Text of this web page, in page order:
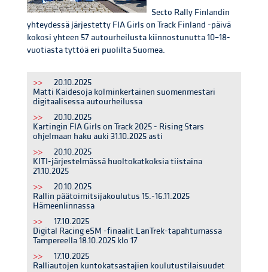
Secto Rally Finlandin
yhteydessä järjestetty FIA Girls on Track Finland -päivä
kokosi yhteen 57 autourheilusta kiinnostunutta 10–18-
vuotiasta tyttöä eri puolilta Suomea.
>>
20.10.2025
Matti Kaidesoja kolminkertainen suomenmestari
digitaalisessa autourheilussa
>>
20.10.2025
Kartingin FIA Girls on Track 2025 - Rising Stars
ohjelmaan haku auki 31.10.2025 asti
>>
20.10.2025
KITI-järjestelmässä huoltokatkoksia tiistaina
21.10.2025
>>
20.10.2025
Rallin päätoimitsijakoulutus 15.-16.11.2025
Hämeenlinnassa
>>
17.10.2025
Digital Racing eSM -finaalit LanTrek-tapahtumassa
Tampereella 18.10.2025 klo 17
>>
17.10.2025
Ralliautojen kuntokatsastajien koulutustilaisuudet